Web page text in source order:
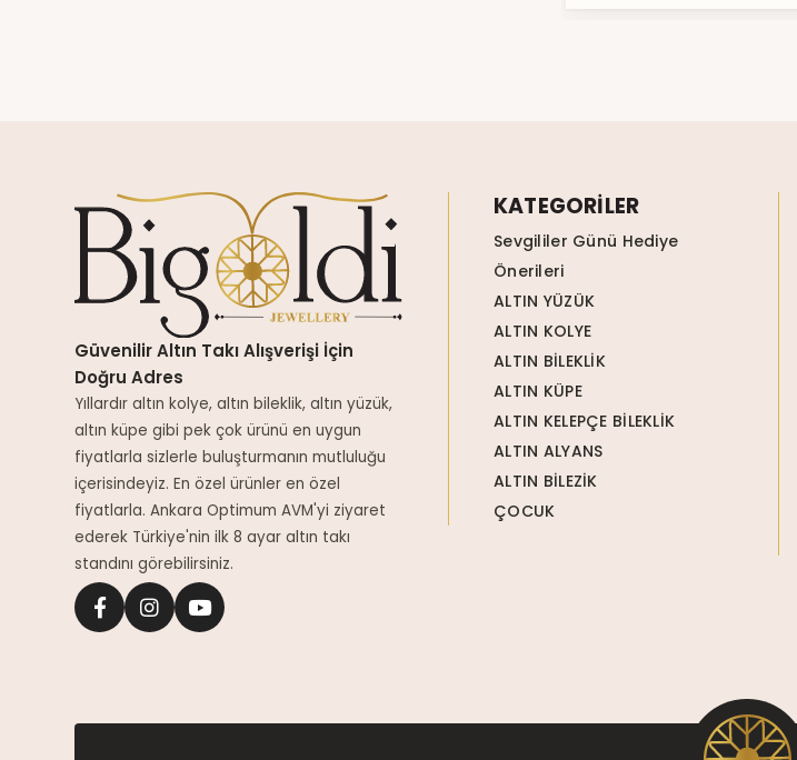
Güvenilir Altın Takı Alışverişi İçin
Doğru Adres
Yıllardır altın kolye, altın bileklik, altın yüzük,
altın küpe gibi pek çok ürünü en uygun
fiyatlarla sizlerle buluşturmanın mutluluğu
içerisindeyiz. En özel ürünler en özel
fiyatlarla. Ankara Optimum AVM'yi ziyaret
ederek Türkiye'nin ilk 8 ayar altın takı
standını görebilirsiniz.
KATEGORİLER
Sevgililer Günü Hediye
Önerileri
ALTIN YÜZÜK
ALTIN KOLYE
ALTIN BİLEKLİK
ALTIN KÜPE
ALTIN KELEPÇE BİLEKLİK
ALTIN ALYANS
ALTIN BİLEZİK
ÇOCUK